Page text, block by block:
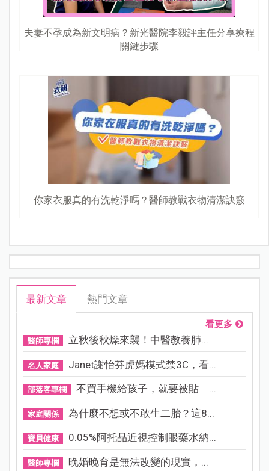
夫妻不孕成為新文明病？新光醫院李毅評主任分享療程
關鍵步驟
你家衣服真的有洗乾淨嗎？醫師教戰衣物清潔訣竅
最新文章 熱門文章
看更多
醫師專欄 立秋後秋燥來襲！中醫教養肺...
名人家庭 Janet謝怡芬虎媽模式禁3C，看...
部落客專欄 不買手機給孩子，就要被貼「...
家庭關係 為什麼不想或不敢生二胎？這8...
寶貝健康 0.05%阿托品近視控制眼藥水納...
醫師專欄 晚婚晚育是無法改變的現實，...